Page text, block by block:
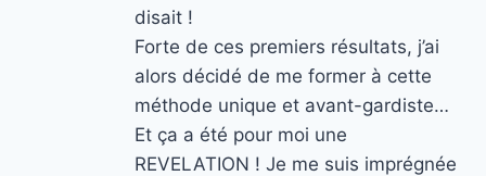
disait !
Forte de ces premiers résultats, j’ai
alors décidé de me former à cette
méthode unique et avant-gardiste…
Et ça a été pour moi une
REVELATION ! Je me suis imprégnée